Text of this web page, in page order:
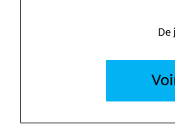
De